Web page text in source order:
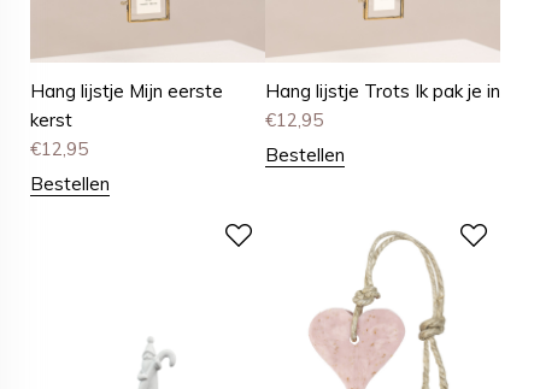
Hang lijstje Mijn eerste
kerst
€12,95
Bestellen
Hang lijstje Trots Ik pak je in
€12,95
Bestellen